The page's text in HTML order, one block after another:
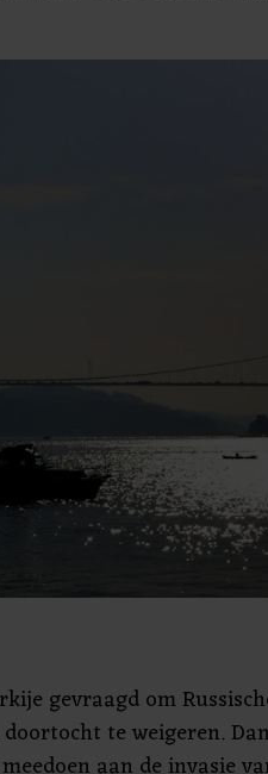
gevraagd om
te weigeren. Dan